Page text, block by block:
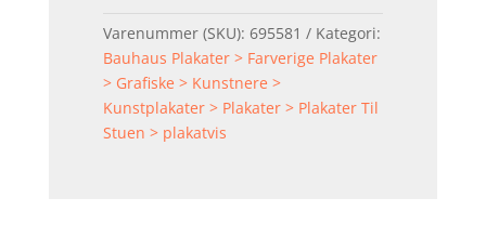
Varenummer (SKU): 695581
Kategori:
Bauhaus Plakater > Farverige Plakater
> Grafiske > Kunstnere >
Kunstplakater > Plakater > Plakater Til
Stuen > plakatvis